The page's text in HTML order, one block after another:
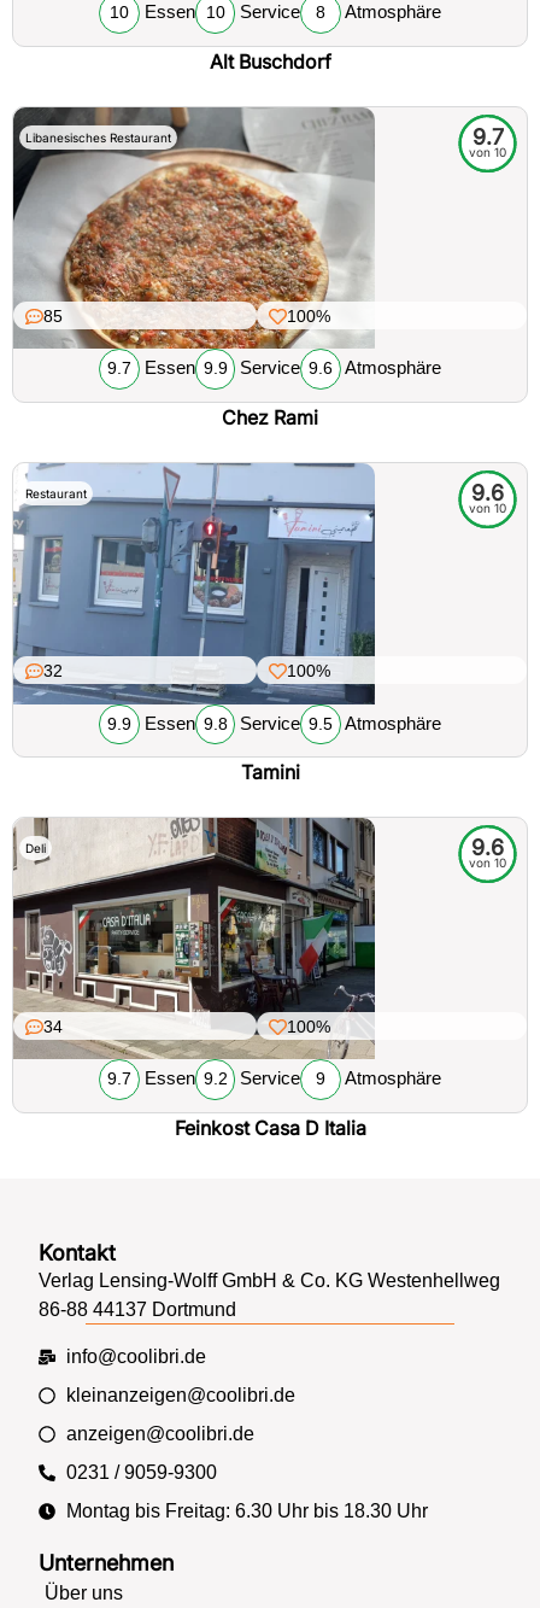
10 Essen 10 Service 8 Atmosphäre
Alt Buschdorf
Libanesisches Restaurant 9.7
von 10
85 100%
9.7 Essen 9.9 Service 9.6 Atmosphäre
Chez Rami
Restaurant 9.6
von 10
32 100%
9.9 Essen 9.8 Service 9.5 Atmosphäre
Tamini
Deli 9.6
von 10
34 100%
9.7 Essen 9.2 Service 9 Atmosphäre
Feinkost Casa D Italia
Unternehmen
Über uns
Kontakt
Verlag Lensing-Wolff GmbH & Co. KG Westenhellweg
86-88 44137 Dortmund
info@coolibri.de
kleinanzeigen@coolibri.de
anzeigen@coolibri.de
0231 / 9059-9300
Montag bis Freitag: 6.30 Uhr bis 18.30 Uhr